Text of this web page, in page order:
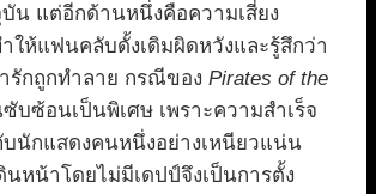
น แต่อีกด้านหนึ่งคือความเสี่ยง
ให้แฟนคลับดั้งเดิมผิดหวังและรู้สึกว่า
รักถูกทำลาย กรณีของ Pirates of the
บซ้อนเป็นพิเศษ เพราะความสำเร็จ
นักแสดงคนหนึ่งอย่างเหนียวแน่น
นหน้าโดยไม่มีเดปป์จึงเป็นการตั้ง